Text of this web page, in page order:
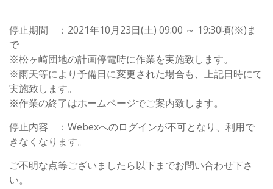
停止期間 ：2021年10月23日(土) 09:00 ～ 19:30頃(※)ま
で
※松ヶ崎団地の計画停電時に作業を実施致します。
※雨天等により予備日に変更された場合も、上記日時にて
実施致します。
※作業の終了はホームページでご案内致します。
停止内容 ：Webexへのログインが不可となり、利用で
きなくなります。
ご不明な点等ございましたら以下までお問い合わせ下さ
い。